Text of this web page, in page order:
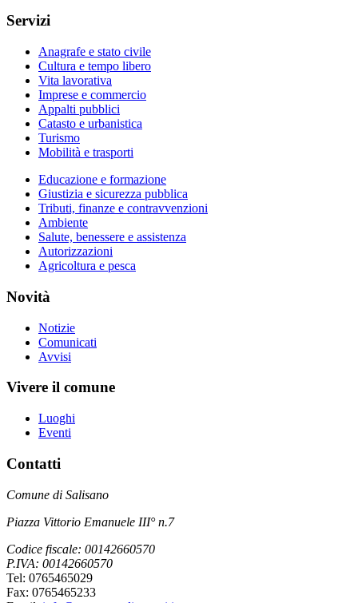
Servizi
Anagrafe e stato civile
Cultura e tempo libero
Vita lavorativa
Imprese e commercio
Appalti pubblici
Catasto e urbanistica
Turismo
Mobilità e trasporti
Educazione e formazione
Giustizia e sicurezza pubblica
Tributi, finanze e contravvenzioni
Ambiente
Salute, benessere e assistenza
Autorizzazioni
Agricoltura e pesca
Novità
Notizie
Comunicati
Avvisi
Vivere il comune
Luoghi
Eventi
Contatti
Comune di Salisano
Piazza Vittorio Emanuele III° n.7
Codice fiscale: 00142660570
P.IVA: 00142660570
Tel: 0765465029
Fax: 0765465233